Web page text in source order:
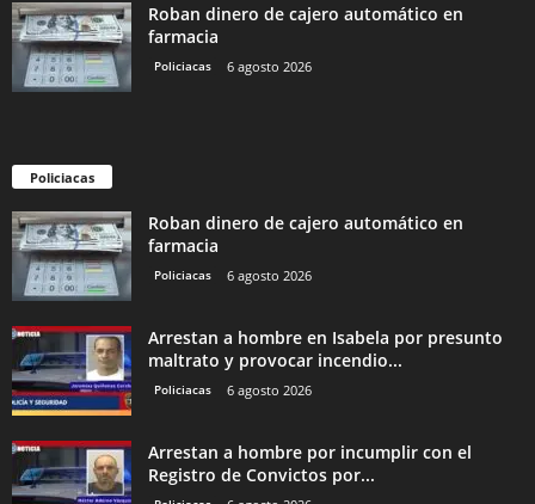
Roban dinero de cajero automático en
farmacia
Policiacas 6 agosto 2026
Policiacas
Roban dinero de cajero automático en
farmacia
Policiacas 6 agosto 2026
Arrestan a hombre en Isabela por presunto
maltrato y provocar incendio...
Policiacas 6 agosto 2026
Arrestan a hombre por incumplir con el
Registro de Convictos por...